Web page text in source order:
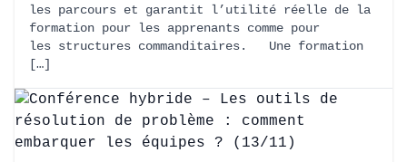
les parcours et garantit l’utilité réelle de la
formation pour les apprenants comme pour
les structures commanditaires. Une formation
[…]